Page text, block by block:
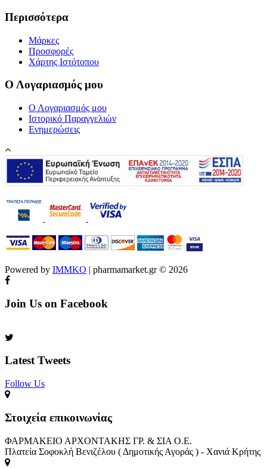
Περισσότερα
Μάρκες
Προσφορές
Χάρτης Ιστότοπου
Ο Λογαριασμός μου
Ο Λογαριασμός μου
Ιστορικό Παραγγελιών
Ενημερώσεις
Powered by IMMKO | pharmamarket.gr © 2026
Join Us on Facebook
Latest Tweets
Follow Us​
Στοιχεία επικοινωνίας
ΦΑΡΜΑΚΕΙΟ ΑΡΧΟΝΤΑΚΗΣ ΓΡ. & ΣΙΑ Ο.Ε.
Πλατεία Σοφοκλή Βενιζέλου ( Δημοτικής Αγοράς ) - Χανιά Κρήτης